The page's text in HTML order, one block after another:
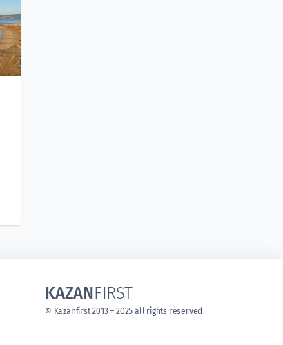
KAZANFIRST
© Kazanfirst 2013 – 2025 all rights reserved